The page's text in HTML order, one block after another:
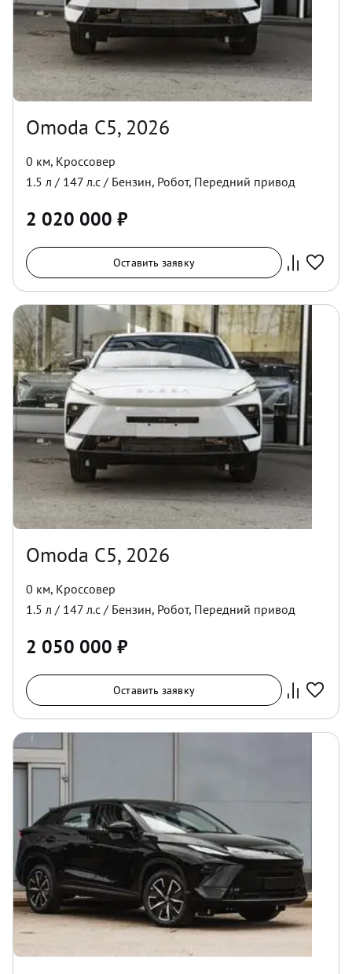
Omoda C5, 2026
0 км, Кроссовер
1.5 л / 147 л.с / Бензин, Робот, Передний привод
2 020 000 ₽
Оставить заявку
Omoda C5, 2026
0 км, Кроссовер
1.5 л / 147 л.с / Бензин, Робот, Передний привод
2 050 000 ₽
Оставить заявку